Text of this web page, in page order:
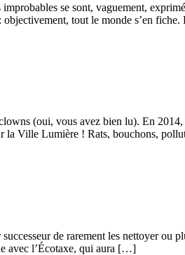
se sont, vaguement,
objectivement, tout le monde s’en
(oui, vous avez bien lu). En 2014,
la Ville Lumière ! Rats, bouchons,
de rarement les nettoyer
avec l’Écotaxe, qui aura […]